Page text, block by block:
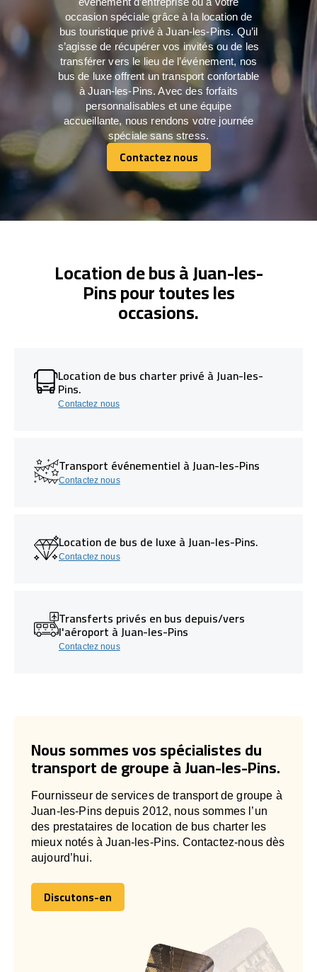
occasion spéciale grâce à la location de
bus touristique privé à Juan-les-Pins. Qu’il
s’agisse de récupérer vos invités ou de les
transférer vers le lieu de l’événement, nos
bus de luxe offrent un transport confortable
à Juan-les-Pins. Avec des forfaits
personnalisables et une équipe
accueillante, nous rendons votre journée
spéciale sans stress.
Contactez nous
Contactez nous
Location de bus à Juan-les-
Pins pour toutes les
occasions.
Location de bus charter privé à Juan-les-
Pins.
Contactez nous
Transport événementiel à Juan-les-Pins
Contactez nous
Location de bus de luxe à Juan-les-Pins.
Contactez nous
Transferts privés en bus depuis/vers
l'aéroport à Juan-les-Pins
Contactez nous
Nous sommes vos spécialistes du
transport de groupe à Juan-les-Pins.
Fournisseur de services de transport de groupe à
Juan-les-Pins depuis 2012, nous sommes l’un
des prestataires de location de bus charter les
mieux notés à Juan-les-Pins. Contactez-nous dès
aujourd’hui.
Discutons-en
Discutons-en